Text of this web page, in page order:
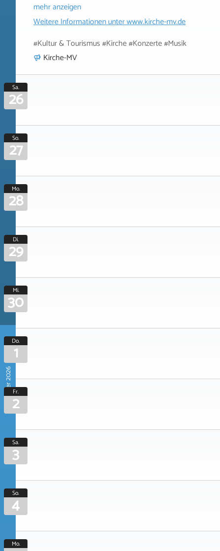
mehr anzeigen
Weitere Informationen unterwww.kirche-mv.de
#Kultur & Tourismus #Kirche #Konzerte #Musik
Kirche-MV
Sa.
26
So.
27
Mo.
28
Di.
29
Mi.
30
Oktober 2026
Do.
1
Fr.
2
Sa.
3
So.
4
Mo.